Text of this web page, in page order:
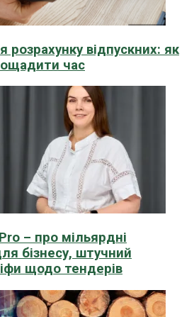
розрахунку відпускних: як
час
– про мільярдні
бізнесу, штучний
щодо тендерів